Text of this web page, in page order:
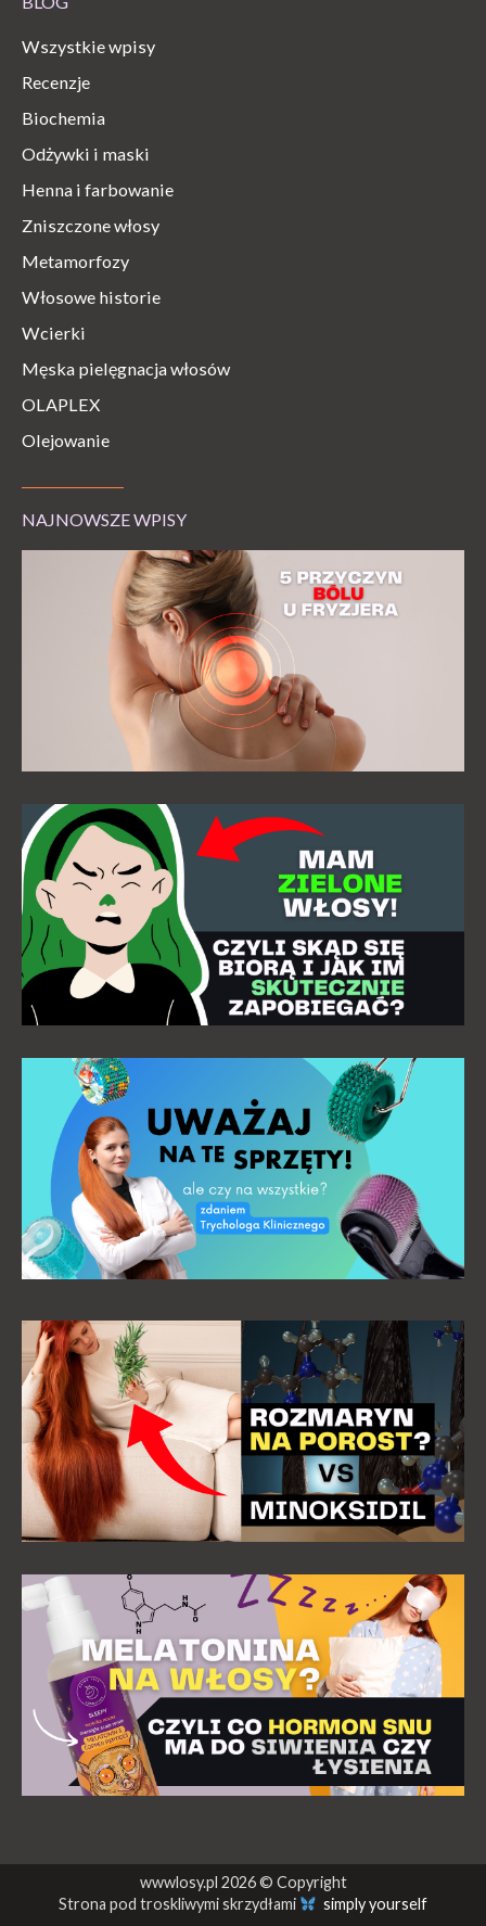
Wszystkie wpisy
Recenzje
Biochemia
Odżywki i maski
Henna i farbowanie
Zniszczone włosy
Metamorfozy
Włosowe historie
Wcierki
Męska pielęgnacja włosów
OLAPLEX
Olejowanie
NAJNOWSZE WPISY
wwwlosy.pl 2026 © Copyright
Strona pod troskliwymi skrzydłami
simply yourself